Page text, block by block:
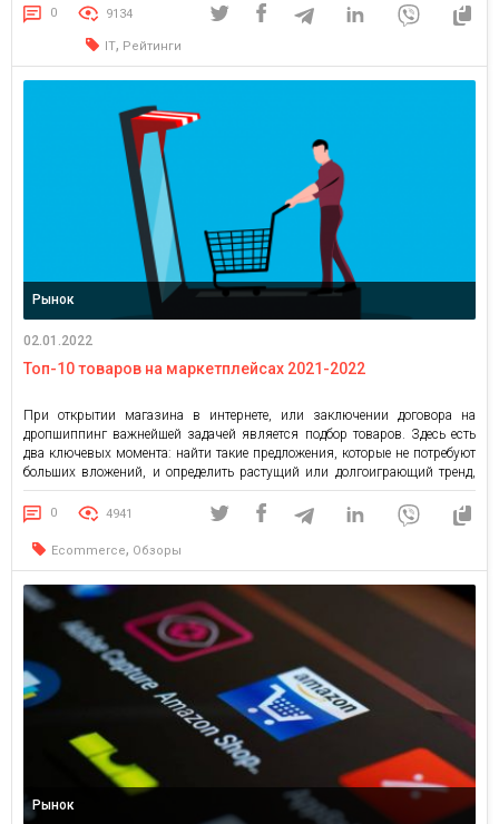
По исследованиям GlobalLogic, в […]
0 9134
IT, Рейтинги
Рынок
02.01.2022
Топ-10 товаров на маркетплейсах 2021-2022
При открытии магазина в интернете, или заключении договора на
дропшиппинг важнейшей задачей является подбор товаров. Здесь есть
два ключевых момента: найти такие предложения, которые не потребуют
больших вложений, и определить растущий или долгоиграющий тренд,
который будет долго продаваться. Ну и хорошо бы определиться с нишей,
потому что именно она определяет путь дальнейшего развития. Можно
0 4941
Ecommerce, Обзоры
Рынок